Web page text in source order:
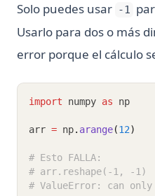
Solo puedes usar -1
Usarlo para dos o más
error porque el cálculo
import numpy as np
arr = np. arange(12)
# Esto FALLA:
# arr.reshape(-1, -1)
# ValueError: can only